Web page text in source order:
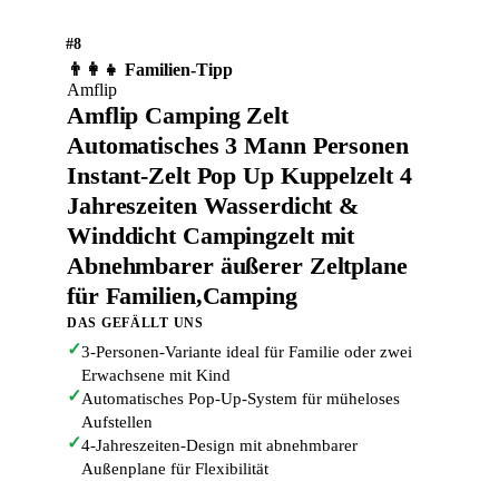
#8
👨‍👩‍👧 Familien-Tipp
Amflip
Amflip Camping Zelt
Automatisches 3 Mann Personen
Instant-Zelt Pop Up Kuppelzelt 4
Jahreszeiten Wasserdicht &
Winddicht Campingzelt mit
Abnehmbarer äußerer Zeltplane
für Familien,Camping
DAS GEFÄLLT UNS
✓3-Personen-Variante ideal für Familie oder zwei
Erwachsene mit Kind
✓Automatisches Pop-Up-System für müheloses
Aufstellen
✓4-Jahreszeiten-Design mit abnehmbarer
Außenplane für Flexibilität